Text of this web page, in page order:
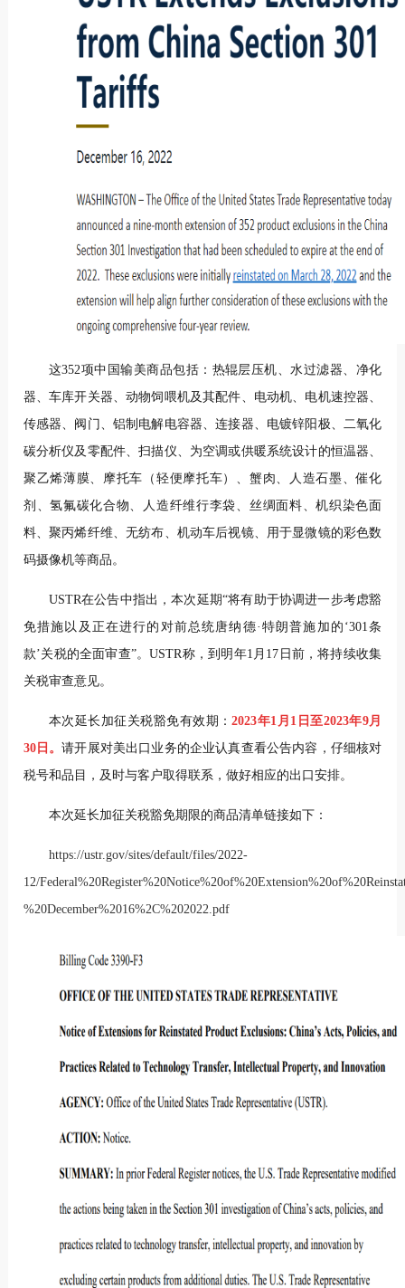
这352项中国输美商品包括：热辊层压机、水过滤器、净化
器、车库开关器、动物饲喂机及其配件、电动机、电机速控器、
传感器、阀门、铝制电解电容器、连接器、电镀锌阳极、二氧化
碳分析仪及零配件、扫描仪、为空调或供暖系统设计的恒温器、
聚乙烯薄膜、摩托车（轻便摩托车）、蟹肉、人造石墨、催化
剂、氢氟碳化合物、人造纤维行李袋、丝绸面料、机织染色面
料、聚丙烯纤维、无纺布、机动车后视镜、用于显微镜的彩色数
码摄像机等商品。
USTR在公告中指出，本次延期“将有助于协调进一步考虑豁
免措施以及正在进行的对前总统唐纳德·特朗普施加的‘301条
款’关税的全面审查”。USTR称，到明年1月17日前，将持续收集
关税审查意见。
本次延长加征关税豁免有效期：2023年1月1日至2023年9月
30日。请开展对美出口业务的企业认真查看公告内容，仔细核对
税号和品目，及时与客户取得联系，做好相应的出口安排。
本次延长加征关税豁免期限的商品清单链接如下：
https://ustr.gov/sites/default/files/2022-
12/
%20December%2016%2C%202022.pdf